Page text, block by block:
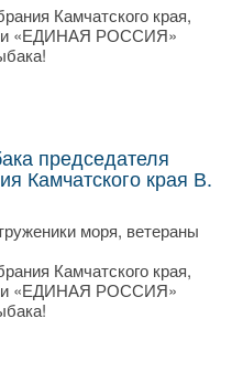
Камчатского края,
«ЕДИНАЯ РОССИЯ»
председателя
Камчатского края В.
моря, ветераны
Камчатского края,
«ЕДИНАЯ РОССИЯ»